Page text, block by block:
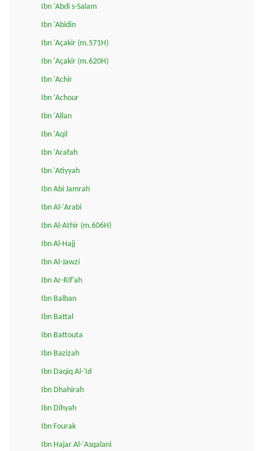
Ibn 'Abdi s-Salam
Ibn 'Abidin
Ibn 'Açakir (m.571H)
Ibn 'Açakir (m.620H)
Ibn 'Achir
Ibn 'Achour
Ibn 'Allan
Ibn 'Aqil
Ibn 'Arafah
Ibn 'Atiyyah
Ibn Abi Jamrah
Ibn Al-'Arabi
Ibn Al-Athir (m.606H)
Ibn Al-Hajj
Ibn Al-Jawzi
Ibn Ar-Rif'ah
Ibn Balban
Ibn Battal
Ibn Battouta
Ibn Bazizah
Ibn Daqiq Al-'Id
Ibn Dhahirah
Ibn Dihyah
Ibn Fourak
Ibn Hajar Al-'Asqalani